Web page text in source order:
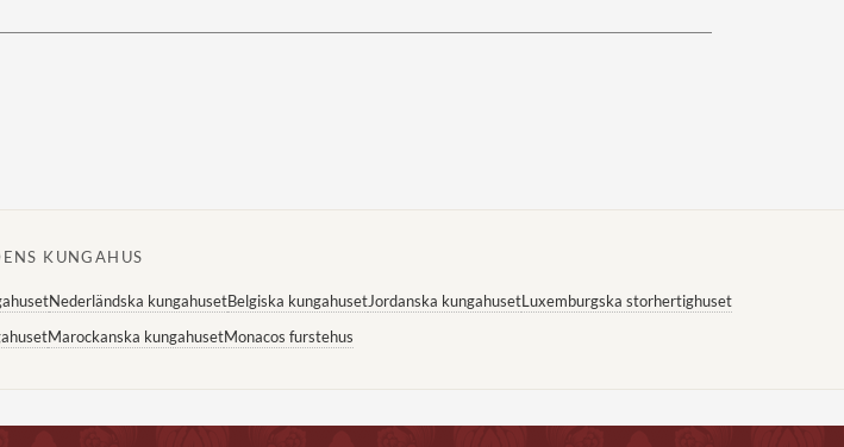
KUNGAHUS
Nederländska kungahusetBelgiska kungahusetJordanska kungahusetLuxemburgska storhertighuset
Marockanska kungahusetMonacos furstehus